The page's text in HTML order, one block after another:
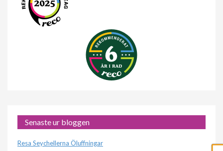
Senaste ur bloggen
Resa Seychellerna Öluffningar